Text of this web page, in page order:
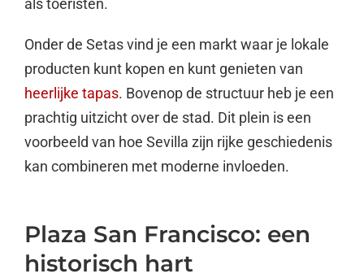
Onder de Setas vind je een markt waar je lokale
producten kunt kopen en kunt genieten van
heerlijke tapas. Bovenop de structuur heb je een
prachtig uitzicht over de stad. Dit plein is een
voorbeeld van hoe Sevilla zijn rijke geschiedenis
kan combineren met moderne invloeden.
Plaza San Francisco: een
historisch hart